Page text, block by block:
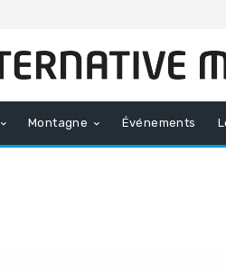
Montagne Événements